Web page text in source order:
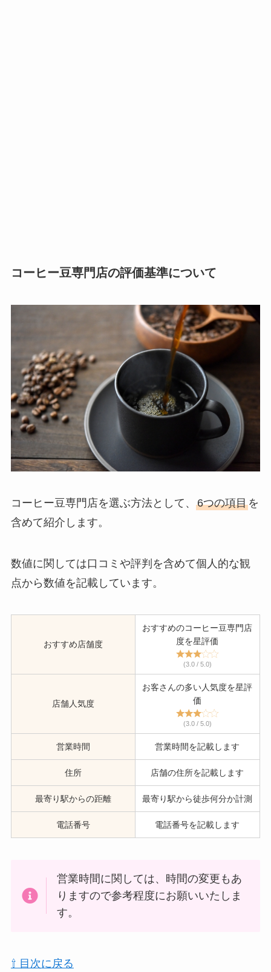
コーヒー豆専門店の評価基準について
コーヒー豆専門店を選ぶ方法として、 6つの項目を
含めて紹介します。
数値に関しては口コミや評判を含めて個人的な観
点から数値を記載しています。
おすすめ店舗度
おすすめのコーヒー豆専門店
度を星評価
(3.0 / 5.0)
店舗人気度
お客さんの多い人気度を星評
価
(3.0 / 5.0)
営業時間 営業時間を記載します
住所 店舗の住所を記載します
最寄り駅からの距離 最寄り駅から徒歩何分か計測
電話番号 電話番号を記載します
営業時間に関しては、時間の変更もあ
りますので参考程度にお願いいたしま
す。
⇧ 目次に戻る